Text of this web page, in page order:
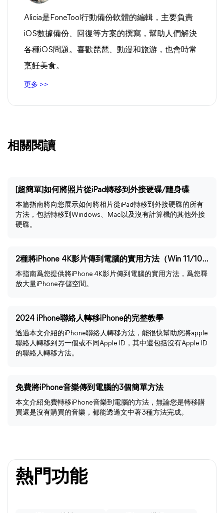
Alicia是FoneTool行動備份軟體的編輯，主要負責
iOS數據備份、回復等方案的撰寫，幫助人們解決
各種iOS問題。喜歡琵琶、動漫和旅游，也會時常
烹飪美食。
更多 >>
相關閱讀
[超簡單]如何將照片從iPad轉移到外接硬碟/隨身碟
本篇指南將向您展示如何將相片從iPad轉移到外接硬碟的所有
方法，包括轉移到Windows、Mac以及沒有計算機的其他外接
硬碟。
2種將iPhone 4K影片傳到電腦的實用方法（Win 11/10/8/7）
本指南爲您提供將iPhone 4K影片傳到電腦的實用方法，爲您釋
放大量iPhone存儲空間。
2024 iPhone聯絡人轉移iPhone的完整教學
透過本文介紹的iPhone聯絡人轉移方法，能很快幫助您將apple
聯絡人轉移到另一個或不同Apple ID，其中還包括沒有Apple ID
的聯絡人轉移方法。
免費將iPhone音樂傳到電腦的3個簡單方法
本文介紹免費轉移iPhone音樂到電腦的方法，無論您是轉移購
買還是沒有購買的音樂，都能透過文中著3種方法完成。
熱門功能